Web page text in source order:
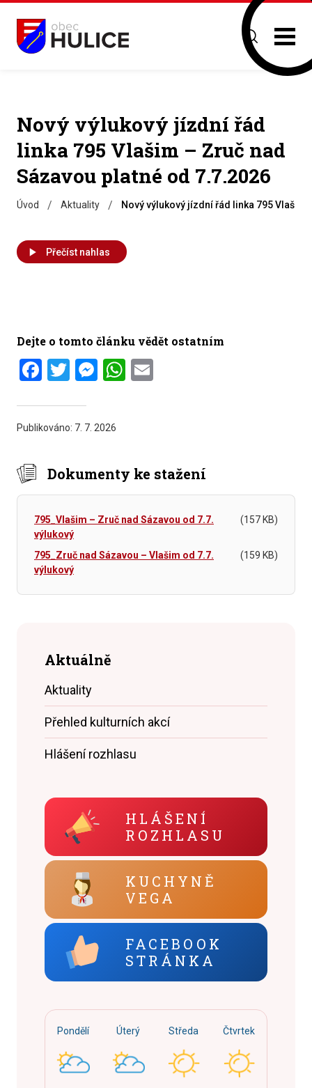
Nový výlukový jízdní řád
linka 795 Vlašim – Zruč nad
Sázavou platné od 7.7.2026
Úvod / Aktuality / Nový výlukový jízdní řád linka 795 Vlašim
Přečíst nahlas
Dejte o tomto článku vědět ostatním
Facebook
Twitter
Messenger
WhatsApp
Publikováno: 7. 7. 2026
Dokumenty ke stažení
795_Vlašim – Zruč nad Sázavou od 7.7.
výlukový
(157 KB)
795_Zruč nad Sázavou – Vlašim od 7.7.
výlukový
(159 KB)
Aktuálně
Aktuality
Přehled kulturních akcí
Hlášení rozhlasu
HLÁŠENÍ
ROZHLASU
KUCHYNĚ
VEGA
FACEBOOK
STRÁNKA
Pondělí Úterý Středa Čtvrtek